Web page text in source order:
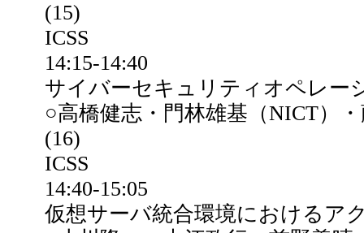
(15)
ICSS
14:15-14:40
サイバーセキュリティオペレー
○高橋健志・門林雄基（NICT）
(16)
ICSS
14:40-15:05
仮想サーバ統合環境におけるア